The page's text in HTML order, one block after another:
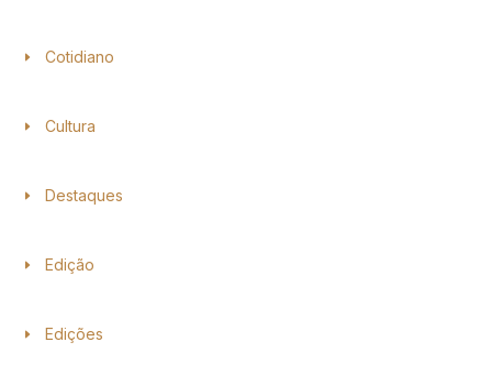
Cotidiano
Cultura
Destaques
Edição
Edições